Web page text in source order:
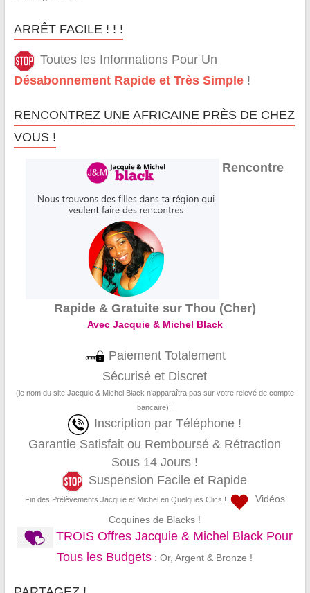
ARRÊT FACILE ! ! !
Toutes les Informations Pour Un
Désabonnement Rapide et Très Simple!
RENCONTREZ UNE AFRICAINE PRÈS DE CHEZ
VOUS !
Rencontre
Rapide & Gratuite sur Thou (Cher)
Avec Jacquie & Michel Black
Paiement Totalement
Sécurisé et Discret
(le nom du site Jacquie & Michel Black n’apparaîtra pas sur votre relevé de compte
bancaire) !
Inscription par Téléphone !
Garantie Satisfait ou Remboursé & Rétraction
Sous 14 Jours !
Suspension Facile et Rapide
Fin des Prélèvements Jacquie et Michel en Quelques Clics !
Vidéos
Coquines de Blacks !
TROIS Offres Jacquie & Michel Black Pour
Tous les Budgets : Or, Argent & Bronze !